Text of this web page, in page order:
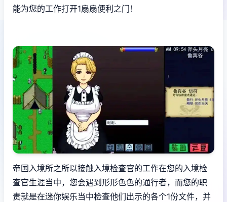
能为您的工作打开1扇扇便利之门！
帝国入境所之所以接触入境检查官的工作在您的入境检
查官生涯当中，您会遇到形形色色的通行者，而您的职
责就是在迷你娱乐当中检查他们出示的各个1份文件，并